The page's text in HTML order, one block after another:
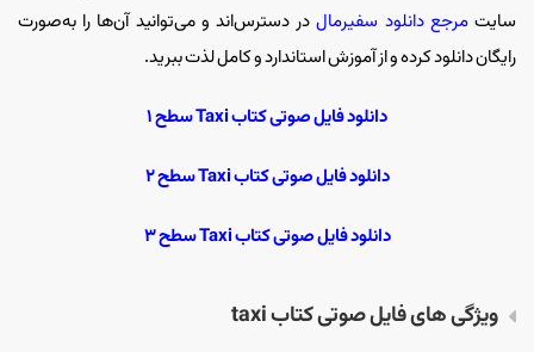
سایتمرجع دانلود سفیرمالدر دسترس‌اند و می‌توانید آن‌ها را به‌صورت
رایگان دانلود کرده و از آموزش استاندارد و کامل لذت ببرید.
دانلود فایل صوتی کتاب Taxi سطح ۱
دانلود فایل صوتی کتاب Taxi سطح ۲
دانلود فایل صوتی کتاب Taxi سطح ۳
ویژگی‌ های فایل صوتی کتاب taxi